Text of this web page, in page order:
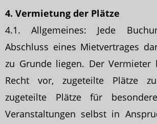
4. Vermietung der Plätze
4.1. Allgemeines: Jede
Abschluss eines Mietvertrages
zu Grunde liegen. Der Vermieter
Recht vor, zugeteilte Plätze
zugeteilte Plätze für
Veranstaltungen selbst in